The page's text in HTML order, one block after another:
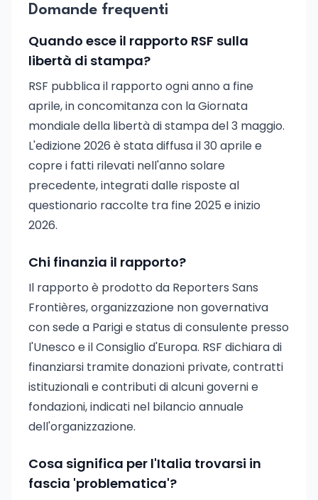
Domande frequenti
Quando esce il rapporto RSF sulla
libertà di stampa?
RSF pubblica il rapporto ogni anno a fine
aprile, in concomitanza con la Giornata
mondiale della libertà di stampa del 3 maggio.
L'edizione 2026 è stata diffusa il 30 aprile e
copre i fatti rilevati nell'anno solare
precedente, integrati dalle risposte al
questionario raccolte tra fine 2025 e inizio
2026.
Chi finanzia il rapporto?
Il rapporto è prodotto da Reporters Sans
Frontières, organizzazione non governativa
con sede a Parigi e status di consulente presso
l'Unesco e il Consiglio d'Europa. RSF dichiara di
finanziarsi tramite donazioni private, contratti
istituzionali e contributi di alcuni governi e
fondazioni, indicati nel bilancio annuale
dell'organizzazione.
Cosa significa per l'Italia trovarsi in
fascia 'problematica'?